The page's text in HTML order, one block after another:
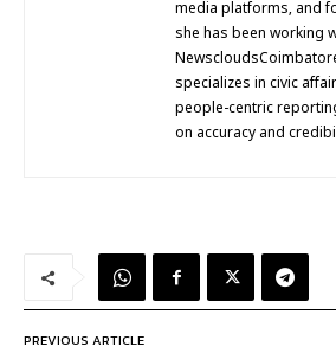
media platforms, and
she has been working
specializes in civic
people-centric
on accuracy and
PREVIOUS ARTICLE